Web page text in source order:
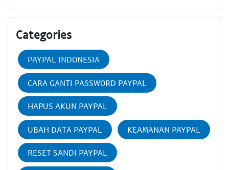
Categories
PAYPAL INDONESIA
CARA GANTI PASSWORD PAYPAL
HAPUS AKUN PAYPAL
UBAH DATA PAYPAL KEAMANAN PAYPAL
RESET SANDI PAYPAL